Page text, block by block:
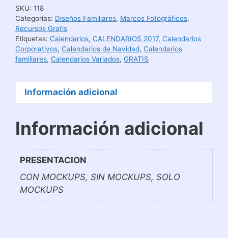
SKU: 118
Categorías: Diseños Familiares, Marcos Fotográficos,
Recursos Gratis
Etiquetas: Calendarios, CALENDARIOS 2017, Calendarios
Corporativos, Calendarios de Navidad, Calendarios
familiares, Calendarios Variados, GRATIS
Información adicional
Información adicional
PRESENTACION
CON MOCKUPS, SIN MOCKUPS, SOLO
MOCKUPS